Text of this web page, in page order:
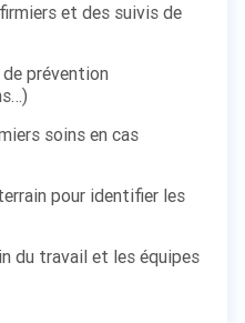
et des suivis de
prévention
soins en cas
pour identifier les
du travail et les équipes